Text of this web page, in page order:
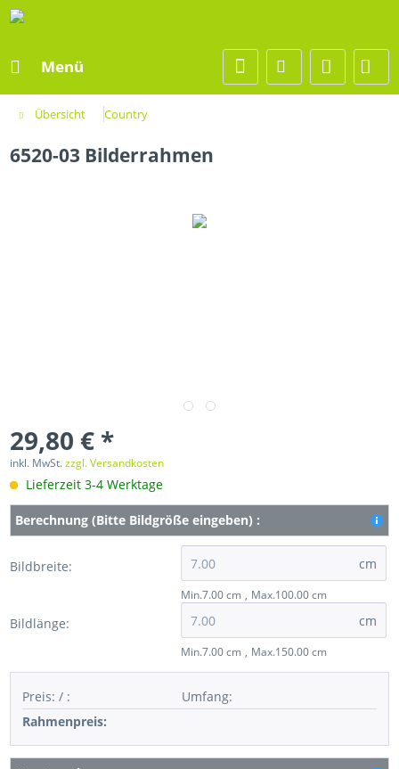
Menü
Übersicht Country
6520-03 Bilderrahmen
29,80 € *
inkl. MwSt.zzgl. Versandkosten
Lieferzeit 3-4 Werktage
Berechnung (Bitte Bildgröße eingeben) :
Bildbreite: cm
Min.7.00 cm Max.100.00 cm
Bildlänge: cm
Min.7.00 cm Max.150.00 cm
Preis: / : Umfang:
Rahmenpreis: